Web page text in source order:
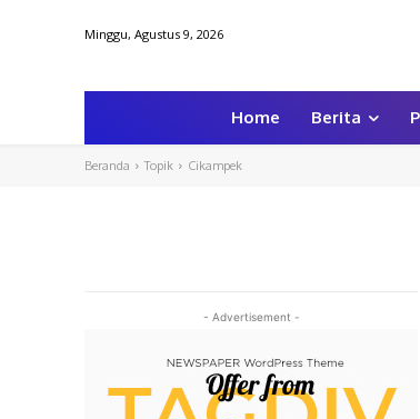
Minggu, Agustus 9, 2026
Home Berita
Beranda Topik Cikampek
- Advertisement -